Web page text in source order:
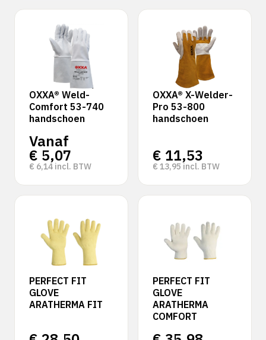
OXXA® Weld-
Comfort 53-740
handschoen
Vanaf
€ 5,07
€ 6,14 incl. BTW
OXXA® X-Welder-
Pro 53-800
handschoen
€ 11,53
€ 13,95 incl. BTW
PERFECT FIT
GLOVE
ARATHERMA FIT
PERFECT FIT
GLOVE
ARATHERMA
COMFORT